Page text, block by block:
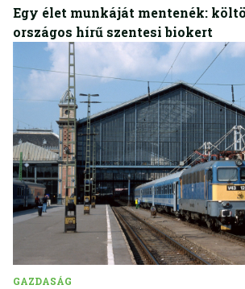
Egy élet munkáját mentenék:
országos hírű szentesi biokert
GAZDASÁG